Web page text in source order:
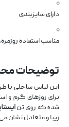
دارای سایزبندی
مناسب استفاده
توضیحات
این لباس ساحلی با
برای روزهای گرم و
شده که روی تن
زیبا و متعادل نشان